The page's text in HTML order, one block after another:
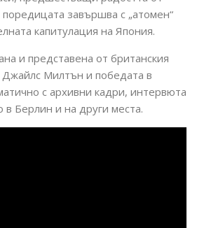
завършва с „атомен“
капитулация на Япония.
и представена от британския
Джайлс Милтън и победата в
с архивни кадри, интервюта
в Берлин и на други местa.